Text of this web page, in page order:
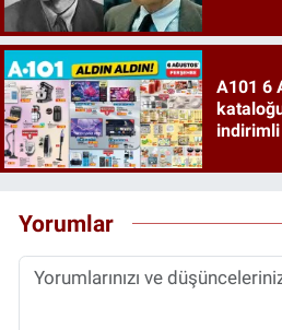
A101 6
Yorumlar